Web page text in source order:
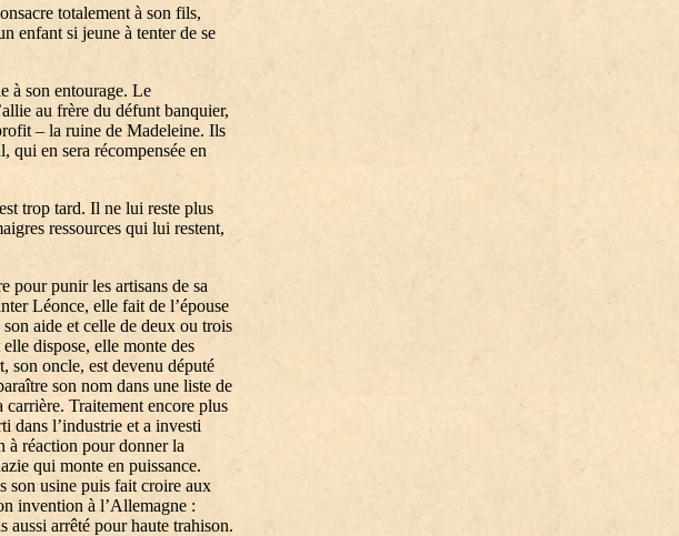
totalement à son fils,
enfant si jeune à tenter de se
à son entourage. Le
au frère du défunt banquier,
– la ruine de Madeleine. Ils
qui en sera récompensée en
trop tard. Il ne lui reste plus
ressources qui lui restent,
pour punir les artisans de sa
Léonce, elle fait de l’épouse
aide et celle de deux ou trois
dispose, elle monte des
son oncle, est devenu député
son nom dans une liste de
carrière. Traitement encore plus
dans l’industrie et a investi
à réaction pour donner la
qui monte en puissance.
son usine puis fait croire aux
invention à l’Allemagne :
aussi arrêté pour haute trahison.